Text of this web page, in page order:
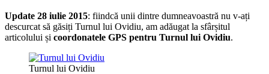
Update 28 iulie 2015: fiindcă unii dintre dumneavoastră nu v-ați
descurcat să găsiți Turnul lui Ovidiu, am adăugat la sfârșitul
articolului și coordonatele GPS pentru Turnul lui Ovidiu.
Turnul lui Ovidiu